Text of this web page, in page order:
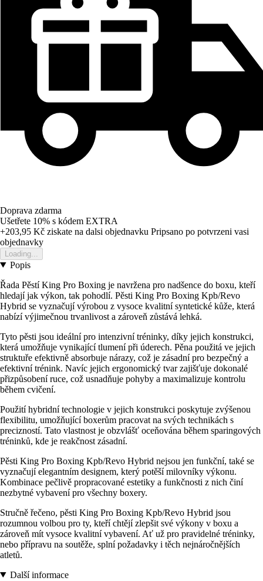
Doprava zdarma
Ušetřete 10% s kódem EXTRA
+203,95 Kč ziskate na dalsi objednavku Pripsano po potvrzeni vasi
objednavky
Loading...
Popis
Řada Pěstí King Pro Boxing je navržena pro nadšence do boxu, kteří
hledají jak výkon, tak pohodlí. Pěsti King Pro Boxing Kpb/Revo
Hybrid se vyznačují výrobou z vysoce kvalitní syntetické kůže, která
nabízí výjimečnou trvanlivost a zároveň zůstává lehká.
Tyto pěsti jsou ideální pro intenzivní tréninky, díky jejich konstrukci,
která umožňuje vynikající tlumení při úderech. Pěna použitá ve jejich
struktuře efektivně absorbuje nárazy, což je zásadní pro bezpečný a
efektivní trénink. Navíc jejich ergonomický tvar zajišťuje dokonalé
přizpůsobení ruce, což usnadňuje pohyby a maximalizuje kontrolu
během cvičení.
Použití hybridní technologie v jejich konstrukci poskytuje zvýšenou
flexibilitu, umožňující boxerům pracovat na svých technikách s
precizností. Tato vlastnost je obzvlášť oceňována během sparingových
tréninků, kde je reakčnost zásadní.
Pěsti King Pro Boxing Kpb/Revo Hybrid nejsou jen funkční, také se
vyznačují elegantním designem, který potěší milovníky výkonu.
Kombinace pečlivě propracované estetiky a funkčnosti z nich činí
nezbytné vybavení pro všechny boxery.
Stručně řečeno, pěsti King Pro Boxing Kpb/Revo Hybrid jsou
rozumnou volbou pro ty, kteří chtějí zlepšit své výkony v boxu a
zároveň mít vysoce kvalitní vybavení. Ať už pro pravidelné tréninky,
nebo přípravu na soutěže, splní požadavky i těch nejnáročnějších
atletů.
Další informace